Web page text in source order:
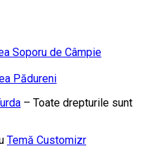
Soporu de Câmpie
Pădureni
– Toate drepturile sunt
Temă Customizr